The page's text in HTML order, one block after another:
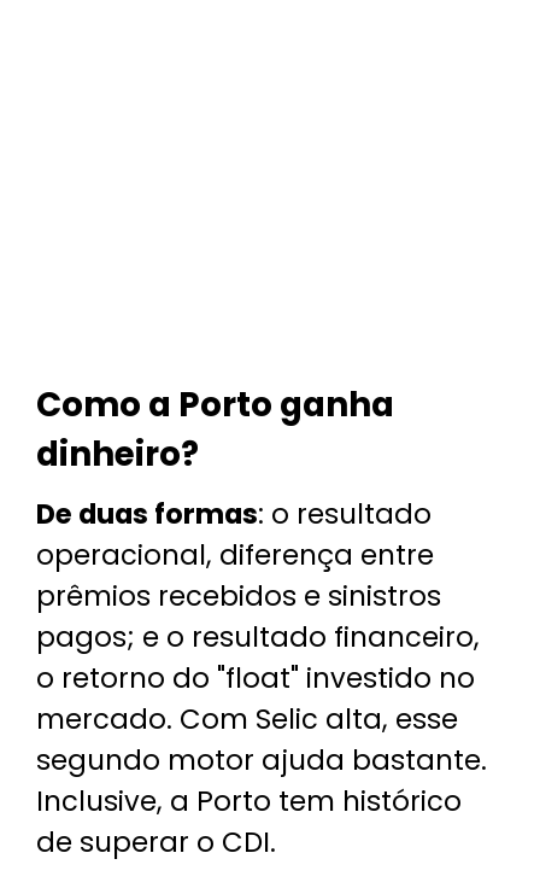
De duas formas: o resultado
operacional, diferença entre
prêmios recebidos e sinistros
pagos; e o resultado financeiro,
o retorno do "float" investido no
mercado. Com Selic alta, esse
segundo motor ajuda bastante.
Inclusive, a Porto tem histórico
de superar o CDI.
Como a Porto ganha
dinheiro?